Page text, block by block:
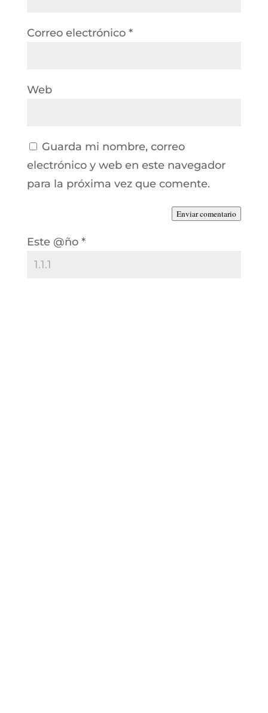
Correo electrónico *
Web
Guarda mi nombre, correo
electrónico y web en este navegador
para la próxima vez que comente.
Enviar comentario
Este @ño *